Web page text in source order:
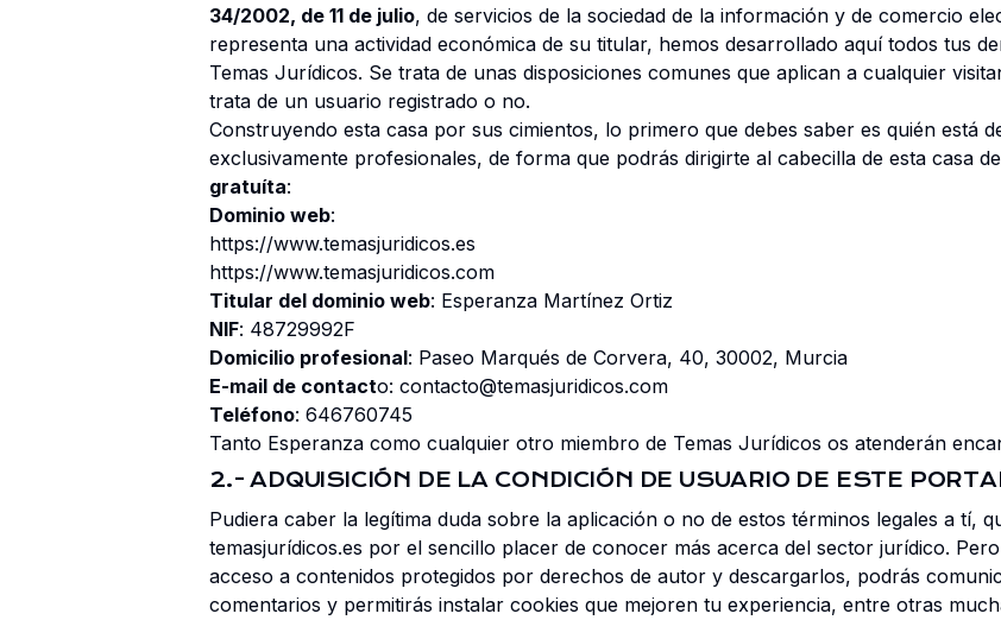
34/2002, de 11 de julio, de servicios de la sociedad de la información y de comercio
representa una actividad económica de su titular, hemos desarrollado aquí todos tus
Temas Jurídicos. Se trata de unas disposiciones comunes que aplican a cualquier
trata de un usuario registrado o no.
Construyendo esta casa por sus cimientos, lo primero que debes saber es quién está
exclusivamente profesionales, de forma que podrás dirigirte al cabecilla de esta casa
gratuíta:
Dominio web:
https://www.temasjuridicos.es
https://www.temasjuridicos.com
Titular del dominio web: Esperanza Martínez Ortiz
NIF: 48729992F
Domicilio profesional: Paseo Marqués de Corvera, 40, 30002, Murcia
E-mail de contacto: contacto@temasjuridicos.com
Teléfono: 646760745
Tanto Esperanza como cualquier otro miembro de Temas Jurídicos os atenderán
2.- ADQUISICIÓN DE LA CONDICIÓN DE USUARIO DE ESTE
Pudiera caber la legítima duda sobre la aplicación o no de estos términos legales a tí,
temasjurídicos.es por el sencillo placer de conocer más acerca del sector jurídico.
acceso a contenidos protegidos por derechos de autor y descargarlos, podrás
comentarios y permitirás instalar cookies que mejoren tu experiencia, entre otras